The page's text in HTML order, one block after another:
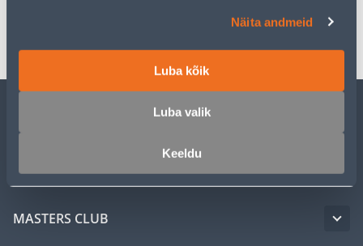
Näita andmeid
Luba kõik
Luba valik
Keeldu
CUSTOMER SERVICE
SERVICE
MASTERS CLUB